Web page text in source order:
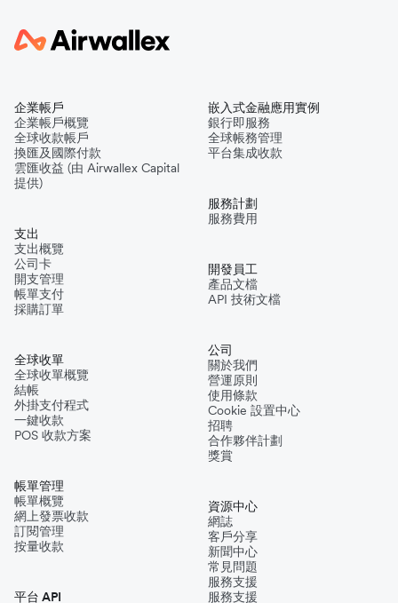
企業帳戶
企業帳戶概覽
全球收款帳戶
換匯及國際付款
雲匯收益 (由 Airwallex Capital
提供)
支出
支出概覽
公司卡
開支管理
帳單支付
採購訂單
全球收單
全球收單概覽
結帳
外掛支付程式
一鍵收款
POS 收款方案
帳單管理
帳單概覽
網上發票收款
訂閱管理
按量收款
平台 API
嵌入式金融應用實例
銀行即服務
全球帳務管理
平台集成收款
服務計劃
服務費用
開發員工
產品文檔
API 技術文檔
公司
關於我們
營運原則
使用條款
Cookie 設置中心
招聘
合作夥伴計劃
獎賞
資源中心
網誌
客戶分享
新聞中心
常見問題
服務支援
服務支援